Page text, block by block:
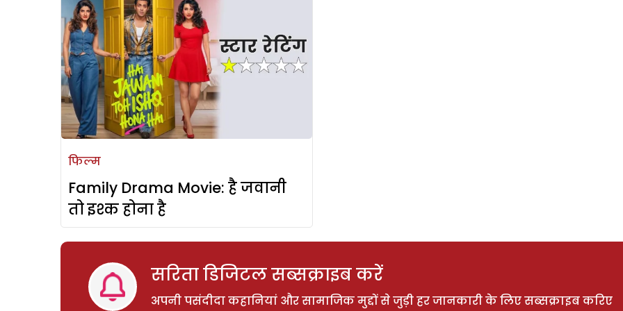
फिल्म
Family Drama Movie: है जवानी
तो इश्क होना है
सरिता डिजिटल सब्सक्राइब करें
अपनी पसंदीदा कहानियां और सामाजिक मुद्दों से जुड़ी हर जानकारी के लिए सब्सक्राइब करिए